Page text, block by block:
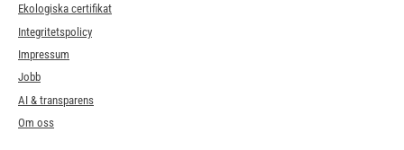
Ekologiska certifikat
Integritetspolicy
Impressum
Jobb
AI & transparens
Om oss